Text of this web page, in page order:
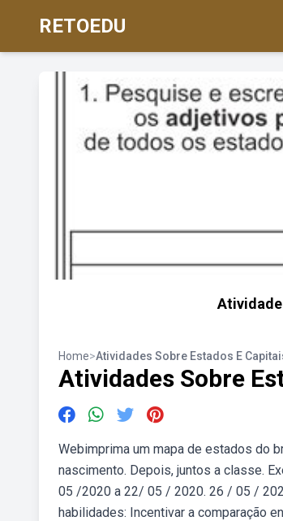
RETOEDU
Atividade
Home>Atividades Sobre Estados E
Atividades Sobre
Webimprima um mapa de estados do
nascimento. Depois, juntos a classe.
05 /2020 a 22/ 05 / 2020. 26 / 05 /
habilidades: Incentivar a comparação